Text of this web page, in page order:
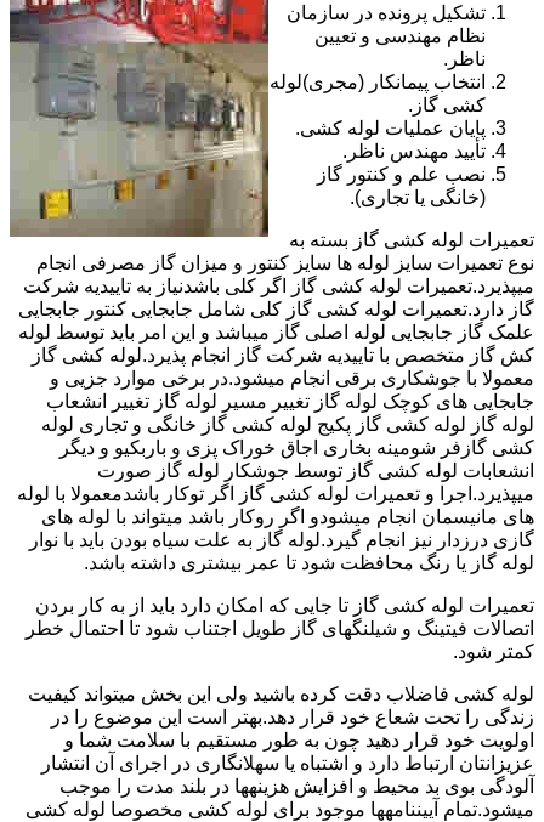
تشکیل پرونده در سازمان
نظام مهندسی و تعیین
ناظر.
انتخاب پیمانکار (مجری)لوله
کشی گاز.
پایان عملیات لوله کشی.
تأیید مهندس ناظر.
نصب علم و کنتور گاز
(خانگی یا تجاری).
تعمیرات لوله کشی گاز بسته به
نوع تعمیرات سایز لوله ها سایز کنتور و میزان گاز مصرفی انجام
میپذیرد.تعمیرات لوله کشی گاز اگر کلی باشدنیاز به تاییدیه شرکت
گاز دارد.تعمیرات لوله کشی گاز کلی شامل جابجایی کنتور جابجایی
علمک گاز جابجایی لوله اصلی گاز میباشد و این امر باید توسط لوله
کش گاز متخصص با تاییدیه شرکت گاز انجام پذیرد.لوله کشی گاز
معمولا با جوشکاری برقی انجام میشود.در برخی موارد جزیی و
جابجایی های کوچک لوله گاز تغییر مسیر لوله گاز تغییر انشعاب
لوله گاز لوله کشی گاز پکیج لوله کشی گاز خانگی و تجاری لوله
کشی گازفر شومینه بخاری اجاق خوراک پزی و باربکیو و دیگر
انشعابات لوله کشی گاز توسط جوشکار لوله گاز صورت
میپذیرد.اجرا و تعمیرات لوله کشی گاز اگر توکار باشدمعمولا با لوله
های مانیسمان انجام میشودو اگر روکار باشد میتواند با لوله های
گازی درزدار نیز انجام گیرد.لوله گاز به علت سیاه بودن باید با نوار
لوله گاز یا رنگ محافظت شود تا عمر بیشتری داشته باشد.
تعمیرات لوله کشی گاز تا جایی که امکان دارد باید از به کار بردن
اتصالات فیتینگ و شیلنگهای گاز طویل اجتناب شود تا احتمال خطر
کمتر شود.
لوله کشی فاضلاب دقت کرده باشید ولی این بخش میتواند کیفیت
زندگی را تحت شعاع خود قرار دهد.بهتر است این موضوع را در
اولویت خود قرار دهید چون به طور مستقیم با سلامت شما و
عزیزانتان ارتباط دارد و اشتباه یا سهلانگاری در اجرای آن انتشار
آلودگی بوی بد محیط و افزایش هزینهها در بلند مدت را موجب
میشود.تمام آییننامهها موجود برای لوله کشی مخصوصا لوله کشی